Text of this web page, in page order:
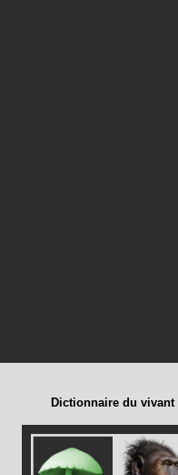
Dictionnaire du vivant